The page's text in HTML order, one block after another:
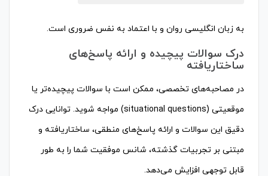
به زبان انگلیسی روان و با اعتماد به نفس ضروری است.
درک سوالات پیچیده و ارائه پاسخ‌های
ساختاریافته
در مصاحبه‌های تخصصی، ممکن است با سوالات پیچیده‌تر یا
موقعیتی (situational questions) مواجه شوید. توانایی درک
دقیق این سوالات و ارائه پاسخ‌های منطقی، ساختاریافته و
مبتنی بر تجربیات گذشته، شانس موفقیت شما را به طور
قابل توجهی افزایش می‌دهد.